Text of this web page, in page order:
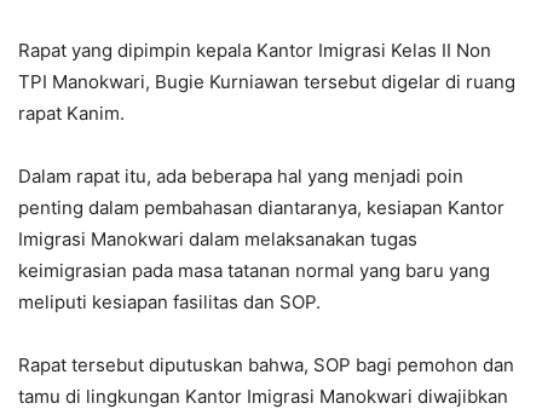
Rapat yang dipimpin kepala Kantor Imigrasi Kelas II Non
TPI Manokwari, Bugie Kurniawan tersebut digelar di ruang
rapat Kanim.
Dalam rapat itu, ada beberapa hal yang menjadi poin
penting dalam pembahasan diantaranya, kesiapan Kantor
Imigrasi Manokwari dalam melaksanakan tugas
keimigrasian pada masa tatanan normal yang baru yang
meliputi kesiapan fasilitas dan SOP.
Rapat tersebut diputuskan bahwa, SOP bagi pemohon dan
tamu di lingkungan Kantor Imigrasi Manokwari diwajibkan